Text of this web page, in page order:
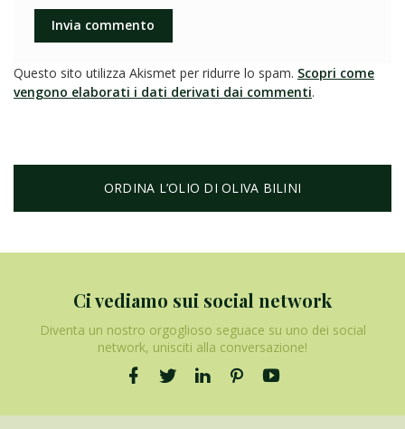
Questo sito utilizza Akismet per ridurre lo spam. Scopri come
vengono elaborati i dati derivati dai commenti.
ORDINA L’OLIO DI OLIVA BILINI
Ci vediamo sui social network
Diventa un nostro orgoglioso seguace su uno dei social
network, unisciti alla conversazione!